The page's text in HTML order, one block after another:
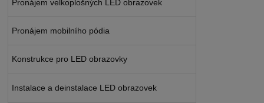
Pronájem velkoplošných LED obrazovek
Pronájem mobilního pódia
Konstrukce pro LED obrazovky
Instalace a deinstalace LED obrazovek